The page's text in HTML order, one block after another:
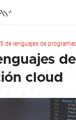
de lenguajes de
de
cloud